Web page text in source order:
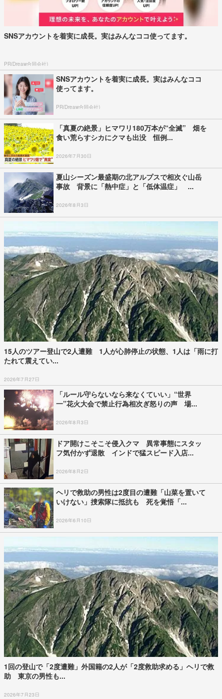
SNSアカウントを着実に成長。実はみんなココ使ってます。
PR(Dreaw合同会社)
SNSアカウントを着実に成長。実はみんなココ
使ってます。
PR(Dreaw合同会社)
「真夏の絶景」ヒマワリ180万本が“全滅” 畑を
食い荒らすシカにクマも出没 恒例...
2026年7月30日
夏山シーズン最盛期の北アルプスで相次ぐ山岳
事故 背景に「熱中症」と「低体温症」 ...
2026年8月3日
15人のツアー登山で2人遭難 1人が心肺停止の状態、1人は「雨に打
たれて震えてい...
2026年7月27日
「ルール守らないなら来なくていい」“世界
一”花火大会で禁止行為相次ぎ怒りの声 場...
2026年8月3日
ドア開けこそこそ侵入クマ 異常事態にスタッ
フ気付かず退散 インドで猛スピード入店...
2026年8月2日
ヘリで救助の男性は2度目の遭難「山菜を置いて
いけない」捜索隊に抵抗も 死を覚悟「...
2026年6月10日
1回の登山で「2度遭難」外国籍の2人が「2度救助求める」ヘリで救
助 東京の男性も...
2026年7月23日